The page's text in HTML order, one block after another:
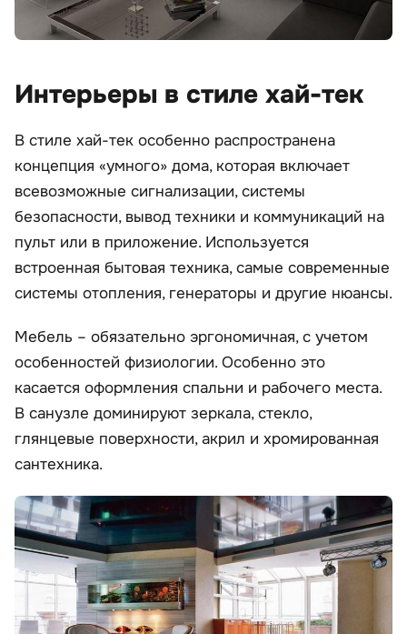
Интерьеры в стиле хай-тек
В стиле хай-тек особенно распространена
концепция «умного» дома, которая включает
всевозможные сигнализации, системы
безопасности, вывод техники и коммуникаций на
пульт или в приложение. Используется
встроенная бытовая техника, самые современные
системы отопления, генераторы и другие нюансы.
Мебель – обязательно эргономичная, с учетом
особенностей физиологии. Особенно это
касается оформления спальни и рабочего места.
В санузле доминируют зеркала, стекло,
глянцевые поверхности, акрил и хромированная
сантехника.